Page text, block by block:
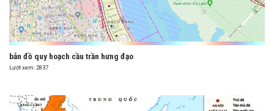
bản đồ quy hoạch cầu trần hưng đạo
Lượt xem: 2837